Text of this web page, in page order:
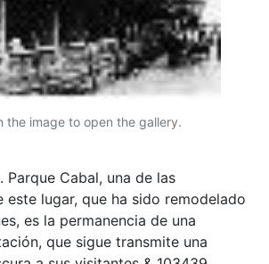
the image to open the gallery.
Parque Cabal, una de las
este lugar, que ha sido remodelado
es la permanencia de una
que sigue transmite una